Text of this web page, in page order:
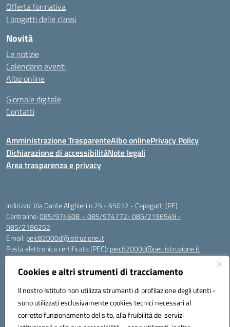
Cookies e altri strumenti di tracciamento
Il nostro Istituto non utilizza strumenti di profilazione degli utenti -
sono utilizzati esclusivamente cookies tecnici necessari al
corretto funzionamento del sito, alla fruibilità dei servizi
Offerta formativa
I progetti delle classi
Novità
Le notizie
Calendario eventi
Albo online
Giornale digitale
Contatti
Amministrazione TrasparenteAlbo onlinePrivacy Policy
Dichiarazione di accessibilitàNote legali
Area trasparenza e privacy
Indirizzo:Via Dante Alighieri n.25 - 65012 - Cepagatti (PE)
Centralino:085/974608 – 085/974772- 085/2196549 -
085/2196252
Email: peic82000d@istruzione.it
Posta elettronica certificata (PEC): peic82000d@pec.istruzione.it
Codice fiscale: 91100590685
Codice meccanografico: PEIC82000D
Codice Indice delle Pubbliche Amministrazioni (IPA): istsc_peic82000d
Codice unico di fatturazione (CUF): UFYS5I
Sede provvisoria dell'Istituto Comprensivo Cepagatti